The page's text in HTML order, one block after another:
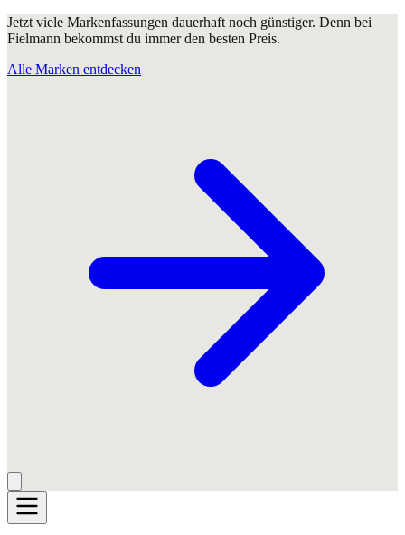
Jetzt viele Markenfassungen dauerhaft noch günstiger. Denn bei
Fielmann bekommst du immer den besten Preis.
Alle Marken entdecken